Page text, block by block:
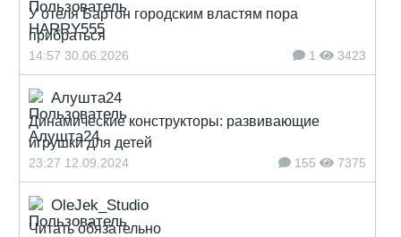
У отеля Бартон городским властям пора
прибраться
14:57 30.06.2026 1 3423
Алушта24
Динамические конструкторы: развивающие
игрушки для детей
23:27 12.09.2024 155 7375
OleJek_Studio
Читать обязательно